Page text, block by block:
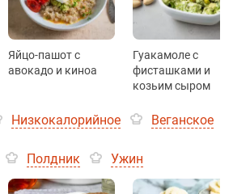
Яйцо-пашот с
авокадо и киноа
Гуакамоле с
фисташками и
козьим сыром
Низкокалорийное Веганское
Полдник Ужин